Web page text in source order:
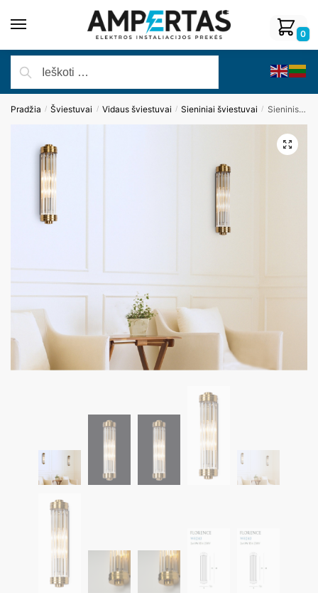
0
Pradžia / Šviestuvai / Vidaus šviestuvai / Sieniniai šviestuvai / Sieninis šviestuvas FLORENCE W0240